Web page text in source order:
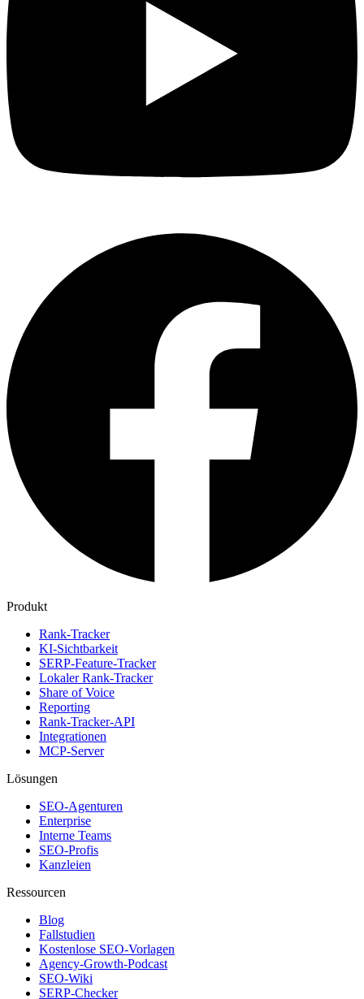
Produkt
Rank-Tracker
KI-Sichtbarkeit
SERP-Feature-Tracker
Lokaler Rank-Tracker
Share of Voice
Reporting
Rank-Tracker-API
Integrationen
MCP-Server
Lösungen
SEO-Agenturen
Enterprise
Interne Teams
SEO-Profis
Kanzleien
Ressourcen
Blog
Fallstudien
Kostenlose SEO-Vorlagen
Agency-Growth-Podcast
SEO-Wiki
SERP-Checker